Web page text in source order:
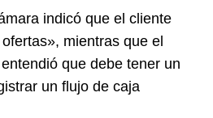
indicó que el cliente
mientras que el
que debe tener un
un flujo de caja